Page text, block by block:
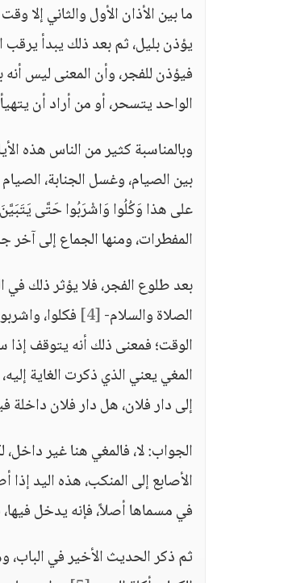
يؤذن بليل، ثم بعد ذلك يبدأ يرقب
فيؤذن للفجر، وأن المعنى ليس أنه
الواحد يتسحر، أو من أراد أن
وبالمناسبة كثير من الناس هذه
بين الصيام، وغسل الجنابة،
على هذا وَكُلُوا وَاشْرَبُوا حَتَّى
المفطرات، ومنها الجماع إلى
بعد طلوع الفجر، فلا يؤثر ذلك
الصلاة والسلام-[4]
فكلوا،
الوقت؛ فمعنى ذلك أنه يتوقف
المغي يعني الذي ذكرت الغاية
إلى دار فلان، هل دار فلان داخلة
الأصابع إلى المنكب، هذه اليد
في مسماها أصلاً، فإنه يدخل